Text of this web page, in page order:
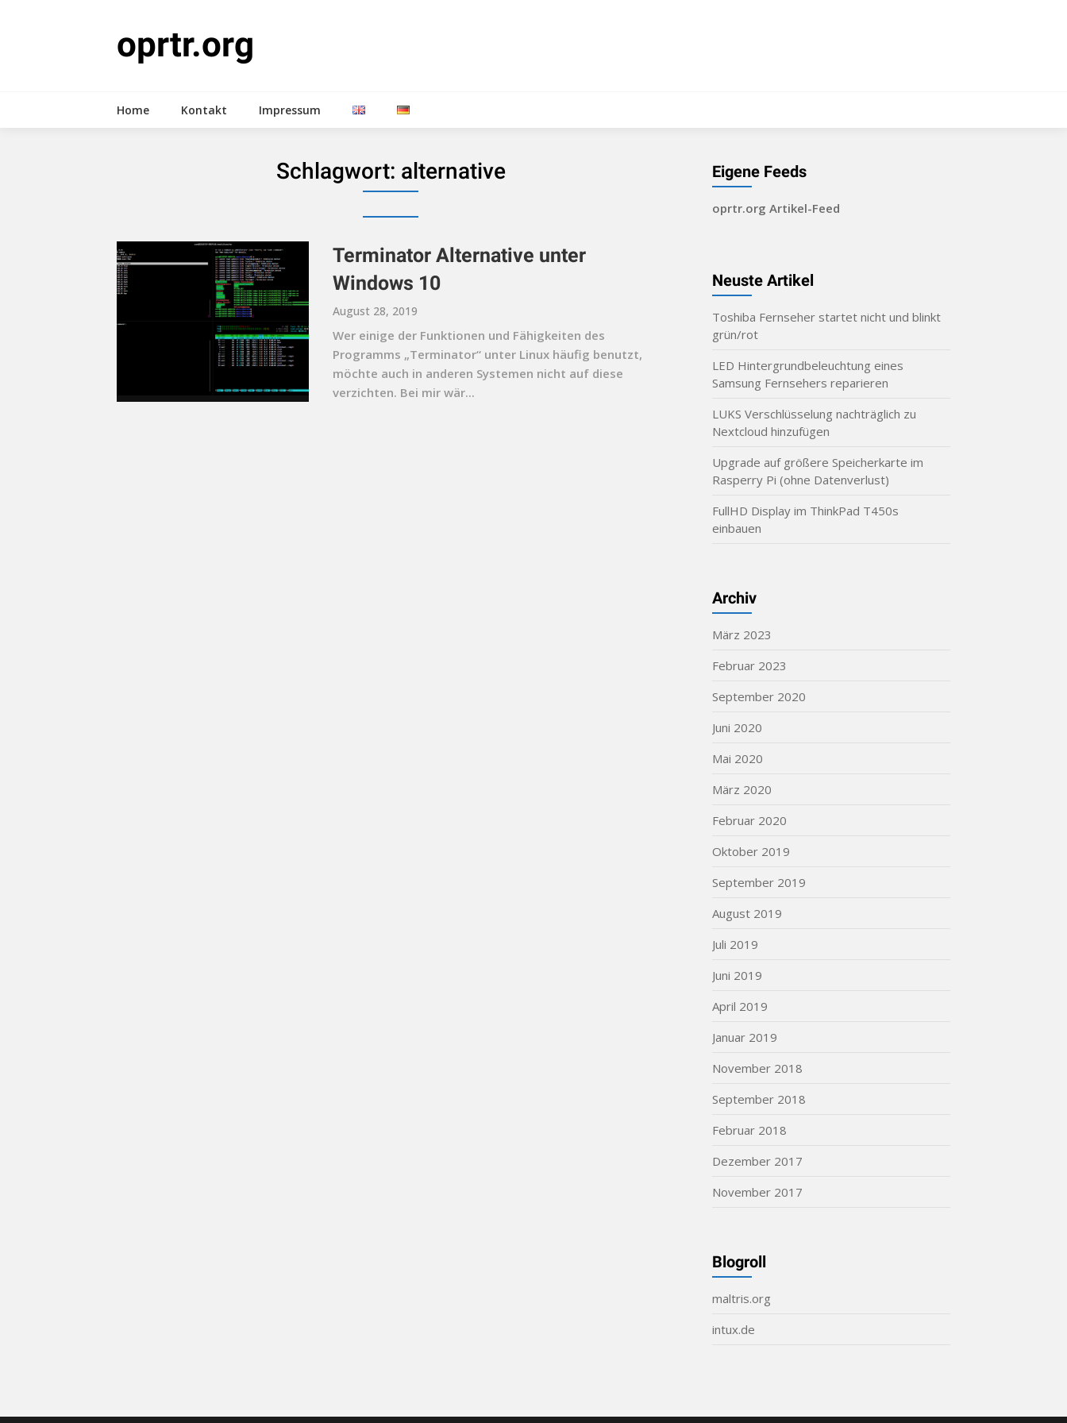
oprtr.org
Home Kontakt Impressum
Schlagwort: alternative
Terminator Alternative unter
Windows 10
August 28, 2019
Wer einige der Funktionen und Fähigkeiten des
Programms „Terminator“ unter Linux häufig benutzt,
möchte auch in anderen Systemen nicht auf diese
verzichten. Bei mir wär...
Eigene Feeds
oprtr.org Artikel-Feed
Neuste Artikel
Toshiba Fernseher startet nicht und blinkt
grün/rot
LED Hintergrundbeleuchtung eines
Samsung Fernsehers reparieren
LUKS Verschlüsselung nachträglich zu
Nextcloud hinzufügen
Upgrade auf größere Speicherkarte im
Rasperry Pi (ohne Datenverlust)
FullHD Display im ThinkPad T450s
einbauen
Archiv
März 2023
Februar 2023
September 2020
Juni 2020
Mai 2020
März 2020
Februar 2020
Oktober 2019
September 2019
August 2019
Juli 2019
Juni 2019
April 2019
Januar 2019
November 2018
September 2018
Februar 2018
Dezember 2017
November 2017
Blogroll
maltris.org
intux.de